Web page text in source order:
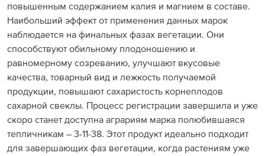
повышенным содержанием калия и магнием в составе.
Наибольший эффект от применения данных марок
наблюдается на финальных фазах вегетации. Они
способствуют обильному плодоношению и
равномерному созреванию, улучшают вкусовые
качества, товарный вид и лежкость получаемой
продукции, повышают сахаристость корнеплодов
сахарной свеклы. Процесс регистрации завершила и уже
скоро станет доступна аграриям марка полюбившаяся
тепличникам – 3-11-38. Этот продукт идеально подходит
для завершающих фаз вегетации, когда растениям уже